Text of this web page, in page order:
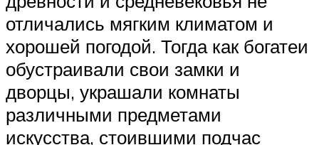
отличались мягким климатом и
хорошей погодой. Тогда как богатеи
обустраивали свои замки и
дворцы, украшали комнаты
различными предметами
искусства, стоившими подчас